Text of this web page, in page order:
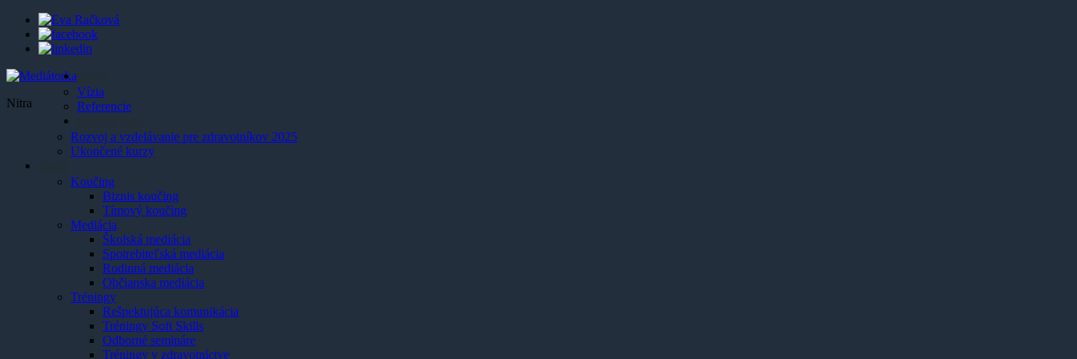
Nitra
Vízia
Referencie
Rozvoj a vzdelávanie pre zdravotníkov 2025
Ukončené kurzy
Koučing
Biznis koučing
Tímový koučing
Mediácia
Školská mediácia
Spotrebiteľská mediácia
Rodinná mediácia
Občianska mediácia
Tréningy
Rešpektujúca komunikácia
Tréningy Soft Skills
Odborné semináre
Tréningy v zdravotníctve